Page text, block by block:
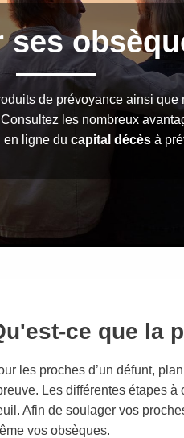
ses
de prévoyance ainsi
les nombreux
ligne du capital décèsà
ce que la
les proches d’un défunt,
Les différentes étapes
Afin de soulager vos
vos obsèques.